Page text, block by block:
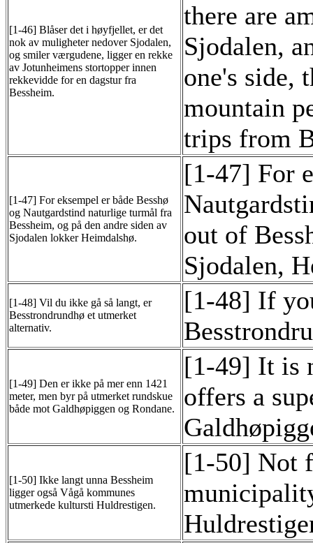
[1-46] Blåser det i høyfjellet, er det
nok av muligheter nedover Sjodalen,
og smiler værgudene, ligger en rekke
av Jotunheimens stortopper innen
rekkevidde for en dagstur fra
Bessheim.
there are
Sjodalen,
one's side,
mountain
trips from
[1-47] For eksempel er både Besshø
og Nautgardstind naturlige turmål fra
Bessheim, og på den andre siden av
Sjodalen lokker Heimdalshø.
[1-47] For
out of
Sjodalen,
[1-48] Vil du ikke gå så langt, er
Besstrondrundhø et utmerket
alternativ.
[1-48] If
[1-49] Den er ikke på mer enn 1421
meter, men byr på utmerket rundskue
både mot Galdhøpiggen og Rondane.
[1-49] It is
offers a
[1-50] Ikke langt unna Bessheim
ligger også Vågå kommunes
utmerkede kultursti Huldrestigen.
[1-50] Not